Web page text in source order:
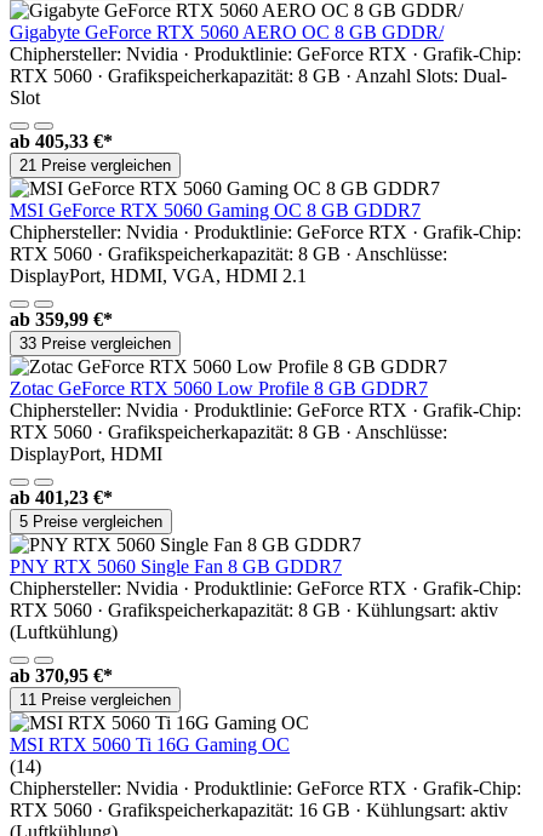
Gigabyte GeForce RTX 5060 AERO OC 8 GB GDDR/
Chiphersteller: Nvidia · Produktlinie: GeForce RTX · Grafik-Chip:
RTX 5060 · Grafikspeicherkapazität: 8 GB · Anzahl Slots: Dual-
Slot
ab 405,33 €*
21 Preise vergleichen
MSI GeForce RTX 5060 Gaming OC 8 GB GDDR7
Chiphersteller: Nvidia · Produktlinie: GeForce RTX · Grafik-Chip:
RTX 5060 · Grafikspeicherkapazität: 8 GB · Anschlüsse:
DisplayPort, HDMI, VGA, HDMI 2.1
ab 359,99 €*
33 Preise vergleichen
Zotac GeForce RTX 5060 Low Profile 8 GB GDDR7
Chiphersteller: Nvidia · Produktlinie: GeForce RTX · Grafik-Chip:
RTX 5060 · Grafikspeicherkapazität: 8 GB · Anschlüsse:
DisplayPort, HDMI
ab 401,23 €*
5 Preise vergleichen
PNY RTX 5060 Single Fan 8 GB GDDR7
Chiphersteller: Nvidia · Produktlinie: GeForce RTX · Grafik-Chip:
RTX 5060 · Grafikspeicherkapazität: 8 GB · Kühlungsart: aktiv
(Luftkühlung)
ab 370,95 €*
11 Preise vergleichen
MSI RTX 5060 Ti 16G Gaming OC
(14)
Chiphersteller: Nvidia · Produktlinie: GeForce RTX · Grafik-Chip:
RTX 5060 · Grafikspeicherkapazität: 16 GB · Kühlungsart: aktiv
(Luftkühlung)